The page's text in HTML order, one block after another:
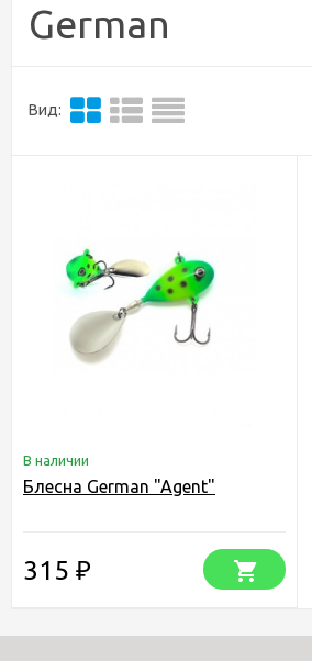
German
Вид:
В наличии
Блесна German "Agent"
315 ₽